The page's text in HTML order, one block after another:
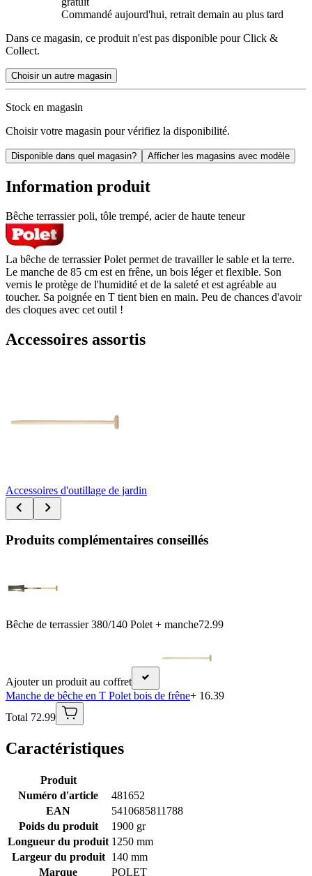
Commandé aujourd'hui, retrait demain au plus tard
Dans ce magasin, ce produit n'est pas disponible pour Click &
Collect.
Choisir un autre magasin
Stock en magasin
Choisir votre magasin pour vérifiez la disponibilité.
Disponible dans quel magasin? Afficher les magasins avec modèle
Information produit
Bêche terrassier poli, tôle trempé, acier de haute teneur
La bêche de terrassier Polet permet de travailler le sable et la terre.
Le manche de 85 cm est en frêne, un bois léger et flexible. Son
vernis le protège de l'humidité et de la saleté et est agréable au
toucher. Sa poignée en T tient bien en main. Peu de chances d'avoir
des cloques avec cet outil !
Accessoires assortis
Accessoires d'outillage de jardin
Produits complémentaires conseillés
Bêche de terrassier 380/140 Polet + manche72.99
Ajouter un produit au coffret
Manche de bêche en T Polet bois de frêne+ 16.39
Total 72.99
Caractéristiques
Produit
Numéro d'article
481652
EAN
5410685811788
Poids du produit
1900 gr
Longueur du produit 1250 mm
Largeur du produit
140 mm
Marque
POLET